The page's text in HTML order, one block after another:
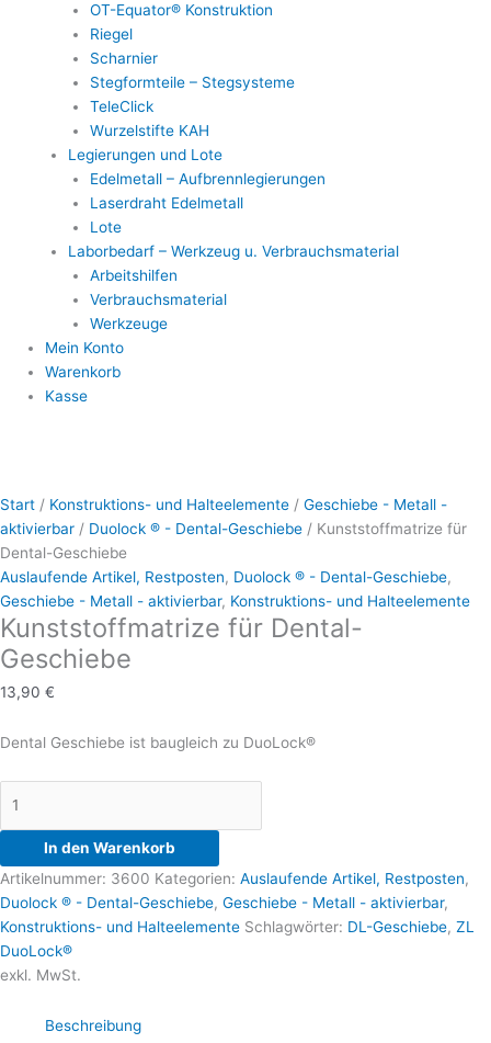
OT-Equator® Konstruktion
Riegel
Scharnier
Stegformteile – Stegsysteme
TeleClick
Wurzelstifte KAH
Legierungen und Lote
Edelmetall – Aufbrennlegierungen
Laserdraht Edelmetall
Lote
Laborbedarf – Werkzeug u. Verbrauchsmaterial
Arbeitshilfen
Verbrauchsmaterial
Werkzeuge
Mein Konto
Warenkorb
Kasse
Start / Konstruktions- und Halteelemente / Geschiebe - Metall -
aktivierbar / Duolock ® - Dental-Geschiebe / Kunststoffmatrize für
Dental-Geschiebe
Auslaufende Artikel, Restposten, Duolock ® - Dental-Geschiebe,
Geschiebe - Metall - aktivierbar, Konstruktions- und Halteelemente
Kunststoffmatrize für Dental-
Geschiebe
13,90 €
Dental Geschiebe ist baugleich zu DuoLock®
für
Dental-
Geschiebe
Menge
In den Warenkorb
Artikelnummer: 3600 Kategorien: Auslaufende Artikel, Restposten,
Duolock ® - Dental-Geschiebe, Geschiebe - Metall - aktivierbar,
Konstruktions- und Halteelemente Schlagwörter: DL-Geschiebe, ZL
DuoLock®
exkl. MwSt.
Beschreibung
Produkt
weist
mehrere
Varianten
auf.
Die
können
Produktseite